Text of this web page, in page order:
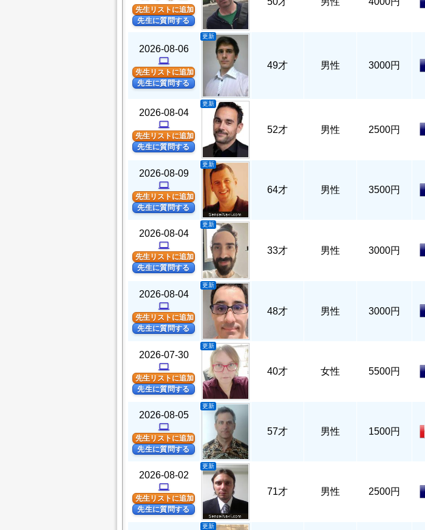
先生リストに追加
先生に質問する
2026-08-06
computer
先生リストに追加
先生に質問する
更新
49才 男性 3000円
2026-08-04
computer
先生リストに追加
先生に質問する
更新
52才 男性 2500円
2026-08-09
computer
先生リストに追加
先生に質問する
更新
64才 男性 3500円
2026-08-04
computer
先生リストに追加
先生に質問する
更新
33才 男性 3000円
2026-08-04
computer
先生リストに追加
先生に質問する
更新
48才 男性 3000円
2026-07-30
computer
先生リストに追加
先生に質問する
更新
40才 女性 5500円
2026-08-05
computer
先生リストに追加
先生に質問する
更新
57才 男性 1500円
2026-08-02
computer
先生リストに追加
先生に質問する
更新
71才 男性 2500円
更新